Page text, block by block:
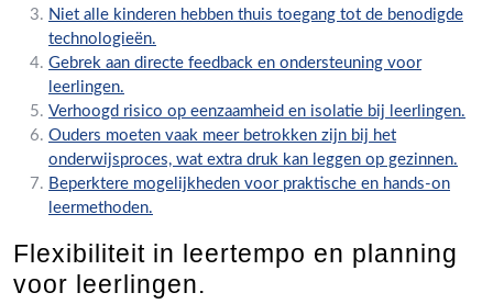
Niet alle kinderen hebben thuis toegang tot de benodigde
technologieën.
Gebrek aan directe feedback en ondersteuning voor
leerlingen.
Verhoogd risico op eenzaamheid en isolatie bij leerlingen.
Ouders moeten vaak meer betrokken zijn bij het
onderwijsproces, wat extra druk kan leggen op gezinnen.
Beperktere mogelijkheden voor praktische en hands-on
leermethoden.
Flexibiliteit in leertempo en planning
voor leerlingen.